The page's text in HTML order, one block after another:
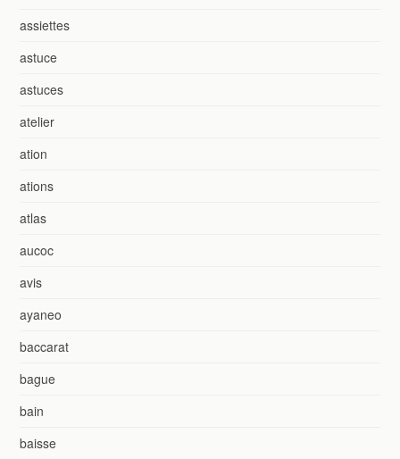
assiettes
astuce
astuces
atelier
ation
ations
atlas
aucoc
avis
ayaneo
baccarat
bague
bain
baisse